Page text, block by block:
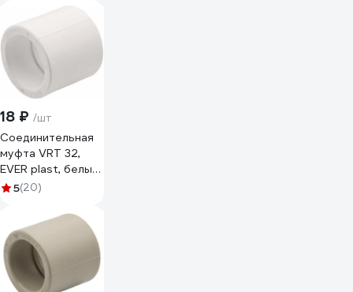
18 ₽ /шт
Соединительная
муфта VRT 32,
EVER plast, белый
537494
5(20)